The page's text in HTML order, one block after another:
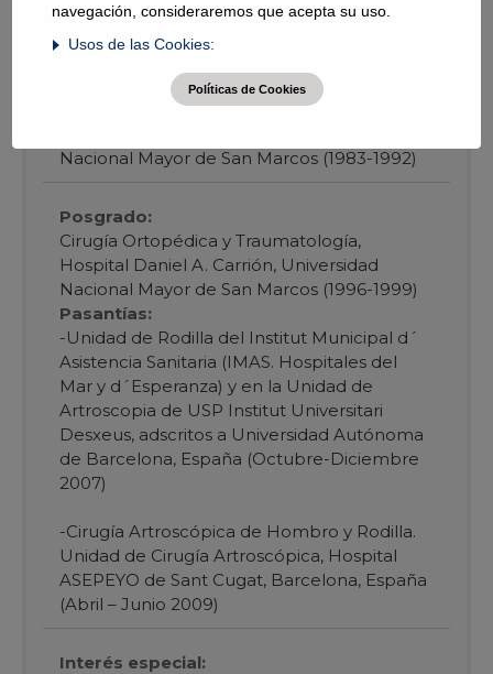
Nacional Mayor de San Marcos (1983-1992)
Posgrado:
Cirugía Ortopédica y Traumatología,
Hospital Daniel A. Carrión, Universidad
Nacional Mayor de San Marcos (1996-1999)
Pasantías:
-Unidad de Rodilla del Institut Municipal d´
Asistencia Sanitaria (IMAS. Hospitales del
Mar y d´Esperanza) y en la Unidad de
Artroscopia de USP Institut Universitari
Desxeus, adscritos a Universidad Autónoma
de Barcelona, España (Octubre-Diciembre
2007)
-Cirugía Artroscópica de Hombro y Rodilla.
Unidad de Cirugía Artroscópica, Hospital
ASEPEYO de Sant Cugat, Barcelona, España
(Abril – Junio 2009)
Interés especial:
navegación, consideraremos que acepta su uso.
Usos de las Cookies:
Políticas de Cookies